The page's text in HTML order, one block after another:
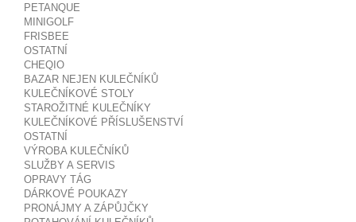
PETANQUE
MINIGOLF
FRISBEE
OSTATNÍ
CHEQIO
BAZAR NEJEN KULEČNÍKŮ
KULEČNÍKOVÉ STOLY
STAROŽITNÉ KULEČNÍKY
KULEČNÍKOVÉ PŘÍSLUŠENSTVÍ
OSTATNÍ
VÝROBA KULEČNÍKŮ
SLUŽBY A SERVIS
OPRAVY TÁG
DÁRKOVÉ POUKAZY
PRONÁJMY A ZÁPŮJČKY